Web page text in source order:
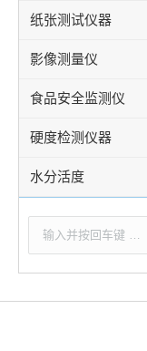
纸张测试仪器
影像测量仪
食品安全监测仪
硬度检测仪器
水分活度